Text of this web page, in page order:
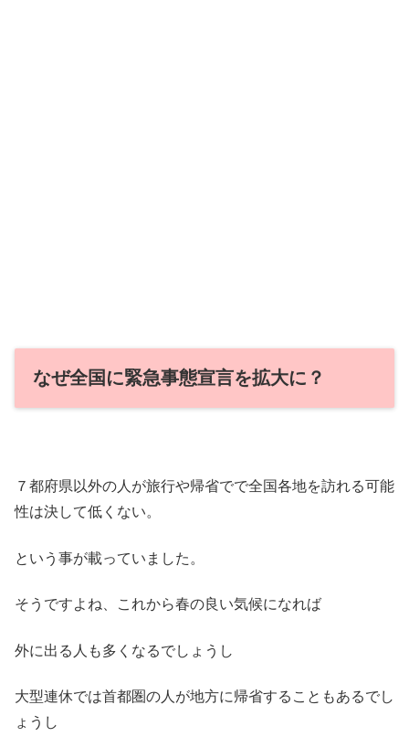
なぜ全国に緊急事態宣言を拡大に？
７都府県以外の人が旅行や帰省でで全国各地を訪れる可能
性は決して低くない。
という事が載っていました。
そうですよね、これから春の良い気候になれば
外に出る人も多くなるでしょうし
大型連休では首都圏の人が地方に帰省することもあるでし
ょうし